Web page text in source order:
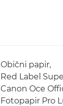
Obični papir,
Red Label
Canon Oce
Fotopapir Pro